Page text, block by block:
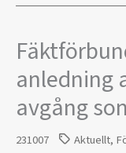
anledning
avgång
231007 Aktuellt,